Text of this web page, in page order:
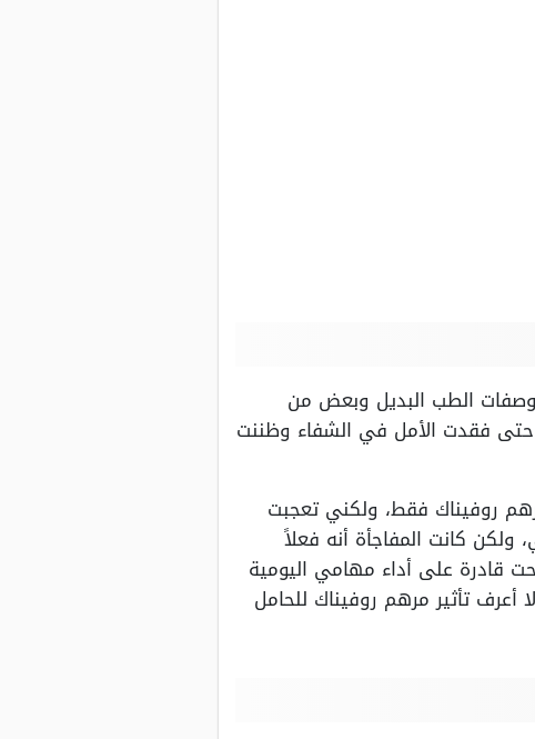
الطب البديل وبعض من
حتى فقدت الأمل في الشفاء وظننت
روفيناك فقط، ولكني تعجبت
كانت المفاجأة أنه فعلاً
قادرة على أداء مهامي اليومية
تأثير مرهم روفيناك للحامل